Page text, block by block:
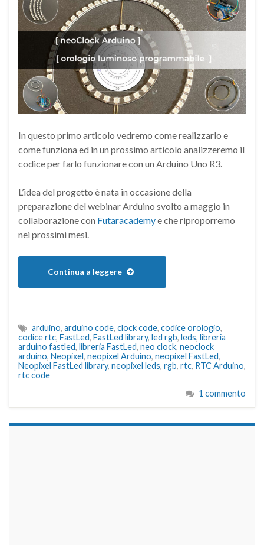
In questo primo articolo vedremo come realizzarlo e
come funziona ed in un prossimo articolo analizzeremo il
codice per farlo funzionare con un Arduino Uno R3.
L’idea del progetto è nata in occasione della
preparazione del webinar Arduino svolto a maggio in
collaborazione con Futaracademye che riproporremo
nei prossimi mesi.
Continua a leggere
arduino, arduino code, clock code, codice orologio,
codice rtc, FastLed, FastLed library, led rgb, leds, libreria
arduino fastled, libreria FastLed, neo clock, neoclock
arduino, Neopixel, neopixel Arduino, neopixel FastLed,
Neopixel FastLed library, neopixel leds, rgb, rtc, RTC Arduino,
rtc code
1 commento